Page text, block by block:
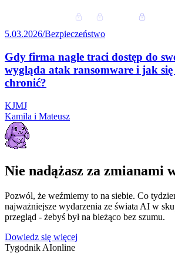
5.03.2026/Bezpieczeństwo
Gdy firma nagle traci dostęp do
wygląda atak ransomware i jak
chronić?
KJMJ
Kamila i Mateusz
Nie nadążasz za zmianami
Pozwól, że weźmiemy to na siebie. Co
najważniejsze wydarzenia ze świata AI w
przegląd - żebyś był na bieżąco bez szumu.
Dowiedz się więcej
Tygodnik AIonline